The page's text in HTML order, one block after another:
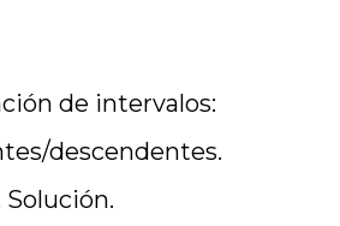
de intervalos:
descendentes.
Solución.